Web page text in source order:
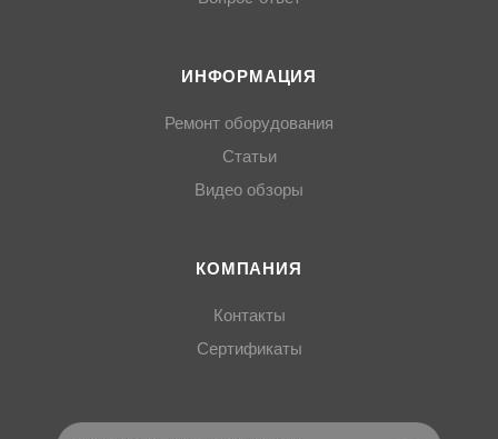
ИНФОРМАЦИЯ
Ремонт оборудования
Статьи
Видео обзоры
КОМПАНИЯ
Контакты
Сертификаты